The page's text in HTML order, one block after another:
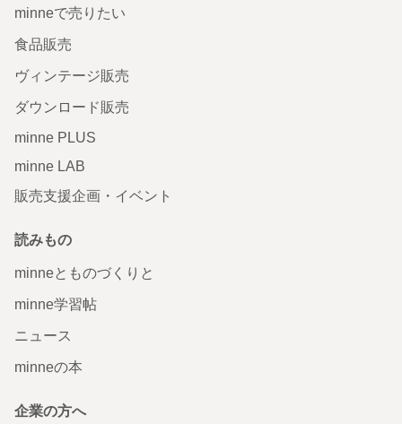
minneで売りたい
食品販売
ヴィンテージ販売
ダウンロード販売
minne PLUS
minne LAB
販売支援企画・イベント
読みもの
minneとものづくりと
minne学習帖
ニュース
minneの本
企業の方へ